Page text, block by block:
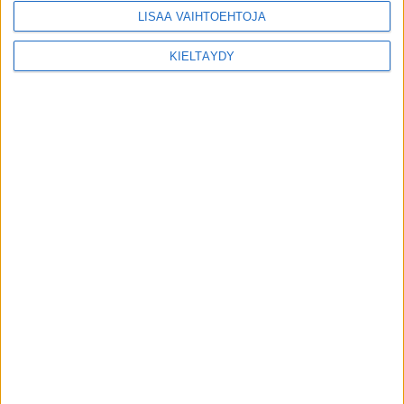
LISÄÄ VAIHTOEHTOJA
KIELTÄYDY